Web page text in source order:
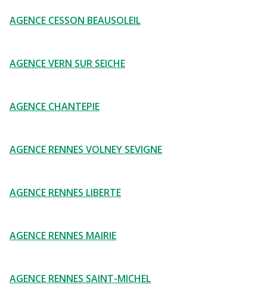
AGENCE CESSON BEAUSOLEIL
AGENCE VERN SUR SEICHE
AGENCE CHANTEPIE
AGENCE RENNES VOLNEY SEVIGNE
AGENCE RENNES LIBERTE
AGENCE RENNES MAIRIE
AGENCE RENNES SAINT-MICHEL